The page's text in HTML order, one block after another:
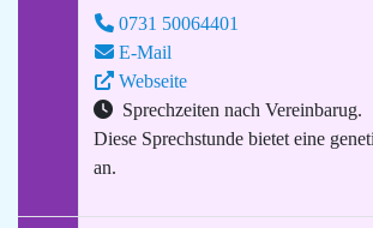
0731 50064401
E-Mail
Webseite
Sprechzeiten nach Vereinbarug.
Diese Sprechstunde bietet eine
an.